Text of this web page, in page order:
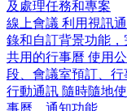
及處理任務和專案
線上會議 利用視訊
錄和自訂背景功能
共用的行事曆 使用
段、會議室預訂、行
行動通訊 隨時隨地
事曆、通知功能